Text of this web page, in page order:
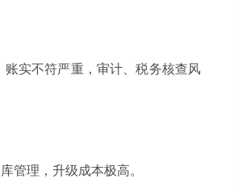
实不符严重，审计、税务核查风
管理，升级成本极高。